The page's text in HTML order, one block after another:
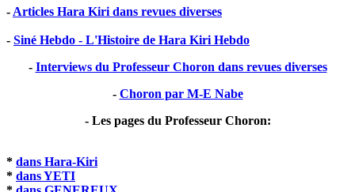
- Articles Hara Kiri dans revues diverses
- Siné Hebdo - L'Histoire de Hara Kiri Hebdo
- Interviews du Professeur Choron dans revues diverses
- Choron par M-E Nabe
- Les pages du Professeur Choron:
* dans Hara-Kiri
* dans YETI